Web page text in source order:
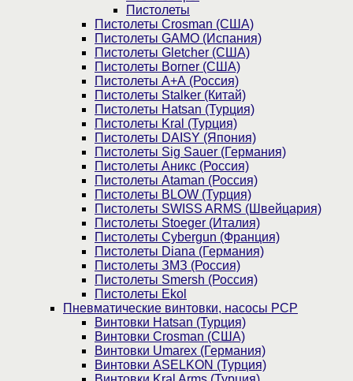
Пистолеты
Пистолеты Crosman (США)
Пистолеты GAMO (Испания)
Пистолеты Gletcher (США)
Пистолеты Borner (США)
Пистолеты А+А (Россия)
Пистолеты Stalker (Китай)
Пистолеты Hatsan (Турция)
Пистолеты Kral (Турция)
Пистолеты DAISY (Япония)
Пистолеты Sig Sauer (Германия)
Пистолеты Аникс (Россия)
Пистолеты Ataman (Россия)
Пистолеты BLOW (Турция)
Пистолеты SWISS ARMS (Швейцария)
Пистолеты Stoeger (Италия)
Пистолеты Cybergun (Франция)
Пистолеты Diana (Германия)
Пистолеты ЗМЗ (Россия)
Пистолеты Smersh (Россия)
Пистолеты Ekol
Пневматические винтовки, насосы PCP
Винтовки Hatsan (Турция)
Винтовки Crosman (США)
Винтовки Umarex (Германия)
Винтовки ASELKON (Турция)